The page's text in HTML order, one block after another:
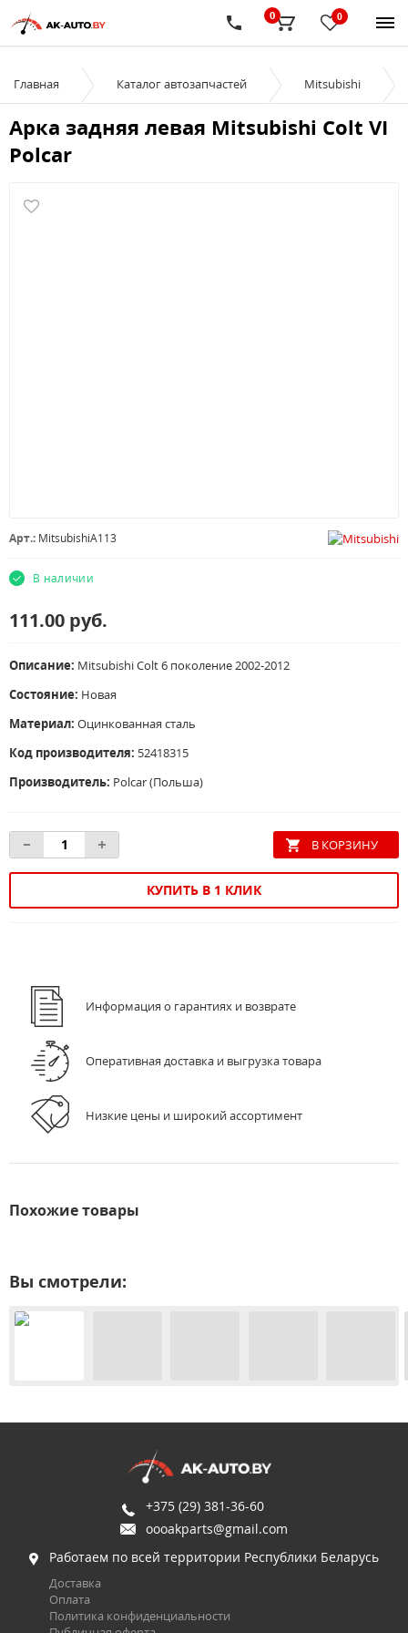
0
0
Главная Каталог автозапчастей Mitsubishi
Арка задняя левая Mitsubishi Colt VI
Polcar
Арт.: MitsubishiA113
В наличии
111.00 руб.
Описание: Mitsubishi Colt 6 поколение 2002-2012
Состояние: Новая
Материал: Оцинкованная сталь
Код производителя: 52418315
Производитель: Polcar (Польша)
КУПИТЬ В 1 КЛИК
Информация о гарантиях и возврате
Оперативная доставка и выгрузка товара
Низкие цены и широкий ассортимент
Похожие товары
Вы смотрели:
+375 (29) 381-36-60
oooakparts@gmail.com
Работаем по всей территории Республики Беларусь
Доставка
Оплата
Политика конфиденциальности